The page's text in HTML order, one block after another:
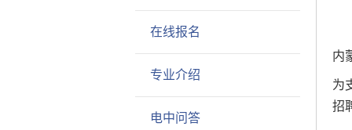
在线报名
专业介绍
电中问答
内
为
招